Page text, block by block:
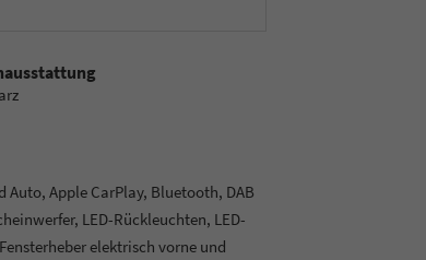
Apple CarPlay, Bluetooth, DAB
LED-Rückleuchten, LED-
elektrisch vorne und